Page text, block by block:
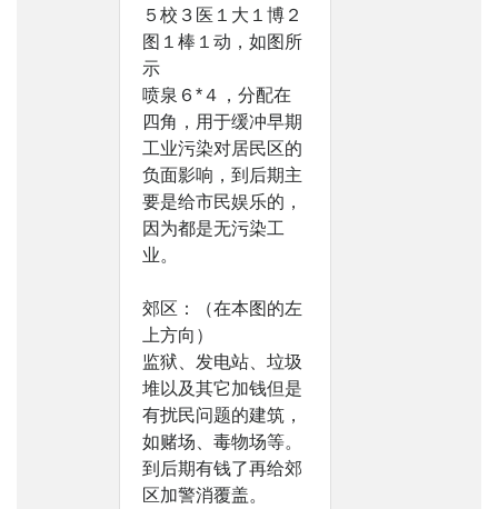
５校３医１大１博２
图１棒１动，如图所
示
喷泉６*４，分配在
四角，用于缓冲早期
工业污染对居民区的
负面影响，到后期主
要是给市民娱乐的，
因为都是无污染工
业。
郊区：（在本图的左
上方向）
监狱、发电站、垃圾
堆以及其它加钱但是
有扰民问题的建筑，
如赌场、毒物场等。
到后期有钱了再给郊
区加警消覆盖。